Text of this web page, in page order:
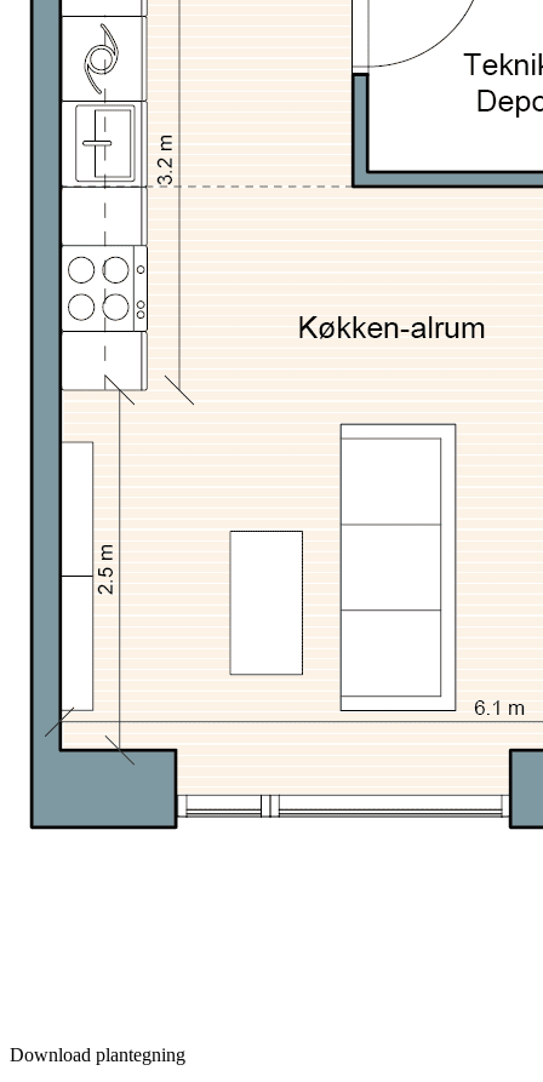
Download plantegning